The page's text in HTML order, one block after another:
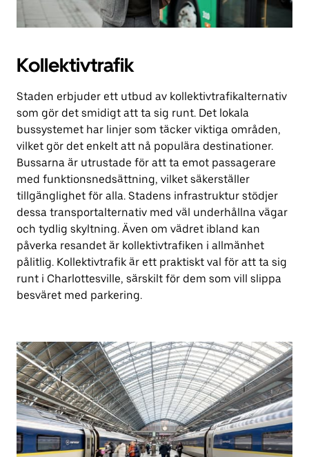
Kollektivtrafik
Staden erbjuder ett utbud av kollektivtrafikalternativ
som gör det smidigt att ta sig runt. Det lokala
bussystemet har linjer som täcker viktiga områden,
vilket gör det enkelt att nå populära destinationer.
Bussarna är utrustade för att ta emot passagerare
med funktionsnedsättning, vilket säkerställer
tillgänglighet för alla. Stadens infrastruktur stödjer
dessa transportalternativ med väl underhållna vägar
och tydlig skyltning. Även om vädret ibland kan
påverka resandet är kollektivtrafiken i allmänhet
pålitlig. Kollektivtrafik är ett praktiskt val för att ta sig
runt i Charlottesville, särskilt för dem som vill slippa
besväret med parkering.